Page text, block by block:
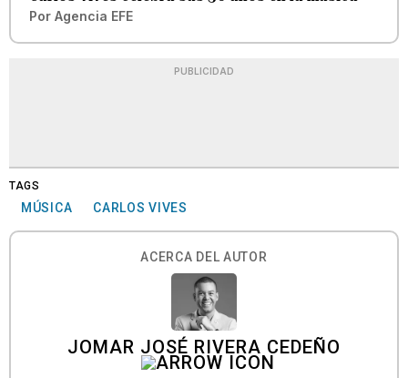
Por Agencia EFE
PUBLICIDAD
TAGS
MÚSICA CARLOS VIVES
ACERCA DEL AUTOR
JOMAR JOSÉ RIVERA CEDEÑO